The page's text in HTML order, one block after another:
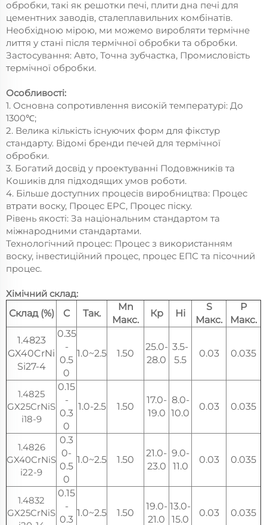
обробки, такі як решотки печі, плити дна печі для
цементних заводів, сталеплавильних комбінатів.
Необхідною мірою, ми можемо виробляти термічне
лиття у стані після термічної обробки та обробки.
Застосування: Авто, Точна зубчастка, Промисловість
термічної обробки.
Особливості:
1. Основна сопротивлення високій температурі: До
1300℃;
2. Велика кількість існуючих форм для фікстур
стандарту. Відомі бренди печей для термічної
обробки.
3. Богатий досвід у проектуванні Подовжників та
Кошиків для підходящих умов роботи.
4. Більше доступних процесів виробництва: Процес
втрати воску, Процес EPC, Процес піску.
Рівень якості: За національним стандартом та
міжнародними стандартами.
Технологічний процес: Процес з використанням
воску, інвестиційний процес, процес ЕПС та пісочний
процес.
Хімічний склад:
Склад (%)
C Так.
Mn
Макс.
Кр Ні
S
Макс.
P
Макс.
1.4823
GX40CrNi
Si27-4
0.35
-
0.5
0
1.0~2.5 1.50
25.0-
28.0
3.5-
5.5
0.03 0.035
1.4825
GX25CrNiS
i18-9
0.15
-
0.3
0
1.0-2.5 1.50
17.0-
19.0
8.0-
10.0
0.03 0.035
1.4826
GX40CrNiS
i22-9
0.3
0-
0.5
0
1.0~2.5 1.50
21.0-
23.0
9.0-
11.0
0.03 0.035
1.4832
GX25CrNiS
0.15
-
0.3
1.0~2.5 1.50
19.0-
21.0
13.0-
15.0
0.03 0.035